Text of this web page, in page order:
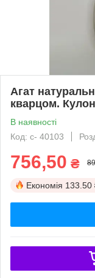
Агат
кварцом.
В наявності
Код: с- 40103
756,50 ₴
Економія 133.50